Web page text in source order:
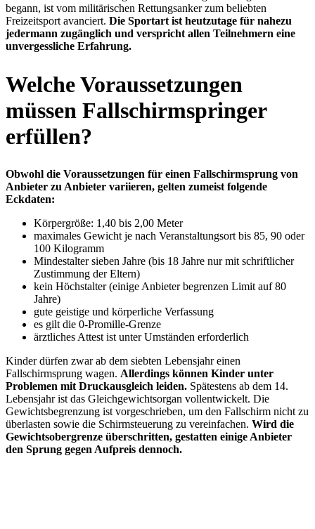
begann, ist vom militärischen Rettungsanker zum beliebten
Freizeitsport avanciert. Die Sportart ist heutzutage für nahezu
jedermann zugänglich und verspricht allen Teilnehmern eine
unvergessliche Erfahrung.
Welche Voraussetzungen
müssen Fallschirmspringer
erfüllen?
Obwohl die Voraussetzungen für einen Fallschirmsprung von
Anbieter zu Anbieter variieren, gelten zumeist folgende
Eckdaten:
Körpergröße: 1,40 bis 2,00 Meter
maximales Gewicht je nach Veranstaltungsort bis 85, 90 oder
100 Kilogramm
Mindestalter sieben Jahre (bis 18 Jahre nur mit schriftlicher
Zustimmung der Eltern)
kein Höchstalter (einige Anbieter begrenzen Limit auf 80
Jahre)
gute geistige und körperliche Verfassung
es gilt die 0-Promille-Grenze
ärztliches Attest ist unter Umständen erforderlich
Kinder dürfen zwar ab dem siebten Lebensjahr einen
Fallschirmsprung wagen. Allerdings können Kinder unter
Problemen mit Druckausgleich leiden. Spätestens ab dem 14.
Lebensjahr ist das Gleichgewichtsorgan vollentwickelt. Die
Gewichtsbegrenzung ist vorgeschrieben, um den Fallschirm nicht zu
überlasten sowie die Schirmsteuerung zu vereinfachen. Wird die
Gewichtsobergrenze überschritten, gestatten einige Anbieter
den Sprung gegen Aufpreis dennoch.